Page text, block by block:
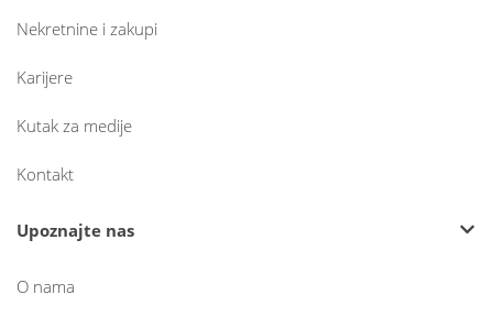
Nekretnine i zakupi
Karijere
Kutak za medije
Kontakt
Upoznajte nas
O nama